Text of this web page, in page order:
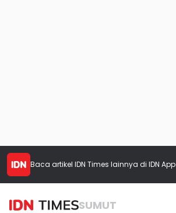
Baca artikel IDN Times lainnya di IDN App
SUMUT